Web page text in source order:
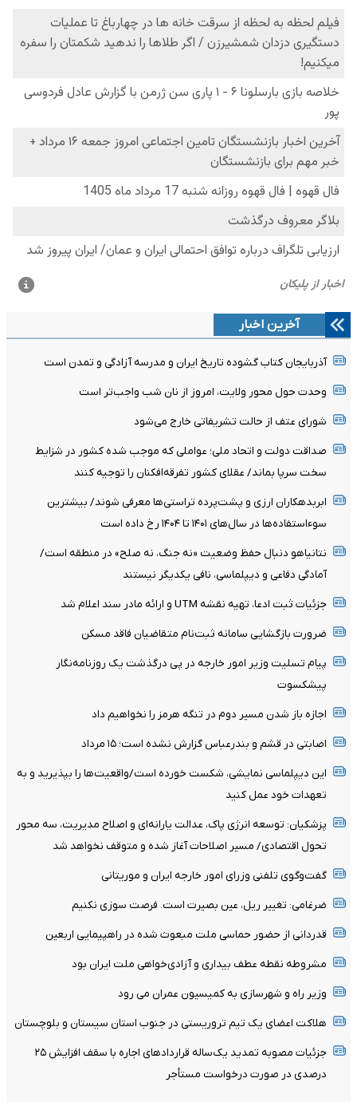
آخرین اخبار
آذربایجان کتاب گشوده تاریخ ایران و مدرسه آزادگی و تمدن است
وحدت حول محور ولایت، امروز از نان شب واجب‌تر است
شورای عتف از حالت تشریفاتی خارج می‌شود
صداقت دولت و اتحاد ملی؛ عواملی که موجب شده کشور در شزایط
سخت سرپا بماند/ عقلای کشور تفرقه‌افکنان را توجیه کنند
ابربدهکاران ارزی و پشت‌پرده تراستی‌ها معرفی شوند/ بیشترین
سوءاستفاده‌ها در سال‌های ۱۴۰۱ تا ۱۴۰۴ رخ داده است
نتانیاهو دنبال حفظ وضعیت «نه جنگ، نه صلح» در منطقه است/
آمادگی دفاعی و دیپلماسی، نافی یکدیگر نیستند
جزئیات ثبت ادعا، تهیه نقشه UTM و ارائه مادر سند اعلام شد
ضرورت بازگشایی سامانه ثبت‌نام متقاضیان فاقد مسکن
پیام تسلیت وزیر امور خارجه در پی درگذشت یک روزنامه‌نگار
پیشکسوت
اجازه باز شدن مسیر دوم در تنگه هرمز را نخواهیم داد
اصابتی در قشم و بندرعباس گزارش نشده است؛ ۱۵ مرداد
این دیپلماسی نمایشی، شکست خورده است/واقعیت‌ها را بپذیرید و به
تعهدات خود عمل کنید
پزشکیان: توسعه انرژی پاک، عدالت یارانه‌ای و اصلاح مدیریت، سه محور
تحول اقتصادی/ مسیر اصلاحات آغاز شده و متوقف نخواهد شد
گفت‌وگوی تلفنی وزرای امور خارجه ایران و موریتانی
ضرغامی: تغییر ریل، عین بصیرت است. فرصت سوزی نکنیم
قدردانی از حضور حماسی ملت مبعوث شده در راهپیمایی اربعین
مشروطه نقطه عطف بیداری و آزادی‌خواهی ملت ایران بود
وزیر راه و شهرسازی به کمیسیون عمران می رود
هلاکت اعضای یک تیم تروریستی در جنوب استان سیستان و بلوچستان
جزئیات مصوبه تمدید یک‌ساله قرارداد‌های اجاره با سقف افزایش ۲۵
درصدی در صورت درخواست مستأجر